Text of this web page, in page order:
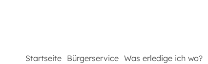
Startseite Bürgerservice Was erledige ich wo?